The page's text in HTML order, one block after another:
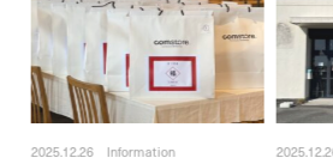
2025.12.26 Information